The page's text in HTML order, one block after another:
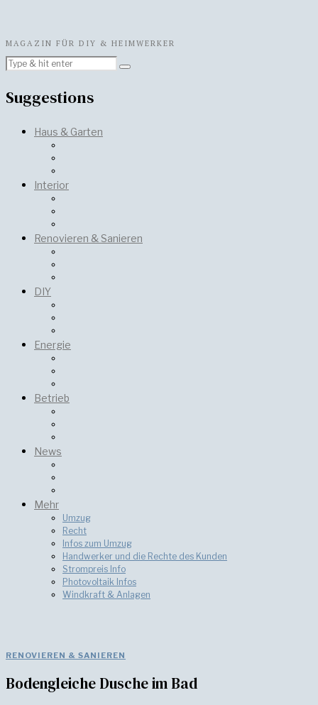
MAGAZIN FÜR DIY & HEIMWERKER
Suggestions
Haus & Garten
Interior
Renovieren & Sanieren
DIY
Energie
Betrieb
News
Mehr
Umzug
Recht
Infos zum Umzug
Handwerker und die Rechte des Kunden
Strompreis Info
Photovoltaik Infos
Windkraft & Anlagen
RENOVIEREN & SANIEREN
Bodengleiche Dusche im Bad